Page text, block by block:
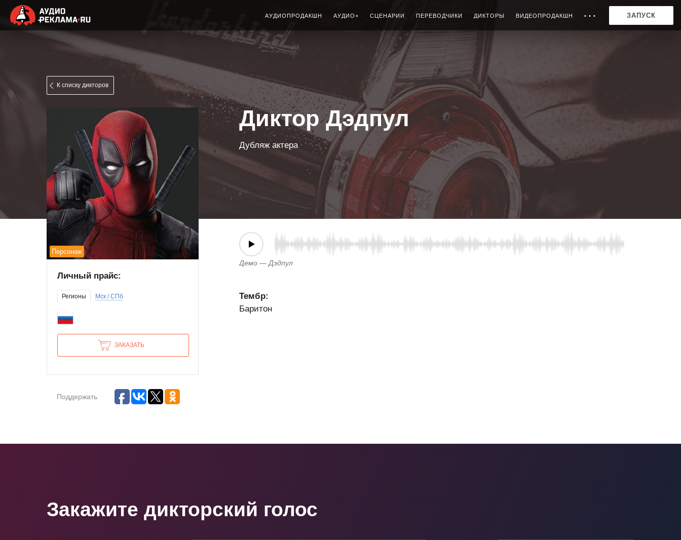
К списку дикторов
Персонаж
Личный прайс:
Регионы Мск / СПб
ЗАКАЗАТЬ
Поддержать
Диктор Дэдпул
Дубляж актера
Демо — Дэдпул
Тембр:
Баритон
Закажите дикторский голос
АУДИОПРОДАКШН АУДИО+ СЦЕНАРИИ ПЕРЕВОДЧИКИ ДИКТОРЫ ВИДЕОПРОДАКШН • • • ЗАПУСК